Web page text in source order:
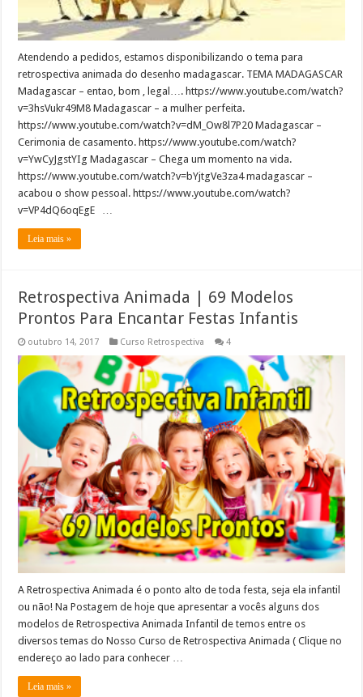
Atendendo a pedidos, estamos disponibilizando o tema para
retrospectiva animada do desenho madagascar. TEMA MADAGASCAR
Madagascar – entao, bom , legal…. https://www.youtube.com/watch?
v=3hsVukr49M8 Madagascar – a mulher perfeita.
https://www.youtube.com/watch?v=dM_Ow8l7P20 Madagascar –
Cerimonia de casamento. https://www.youtube.com/watch?
v=YwCyJgstYIg Madagascar – Chega um momento na vida.
https://www.youtube.com/watch?v=bYjtgVe3za4 madagascar –
acabou o show pessoal. https://www.youtube.com/watch?
v=VP4dQ6oqEgE …
Leia mais »
Retrospectiva Animada | 69 Modelos
Prontos Para Encantar Festas Infantis
outubro 14, 2017 Curso Retrospectiva 4
A Retrospectiva Animada é o ponto alto de toda festa, seja ela infantil
ou não! Na Postagem de hoje que apresentar a vocês alguns dos
modelos de Retrospectiva Animada Infantil de temos entre os
diversos temas do Nosso Curso de Retrospectiva Animada ( Clique no
endereço ao lado para conhecer …
Leia mais »